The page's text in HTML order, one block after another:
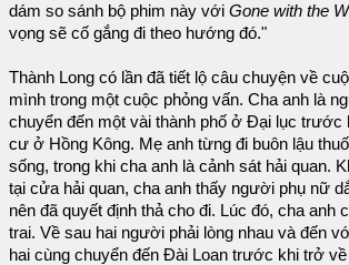
dám so sánh bộ phim này với Gone with the
vọng sẽ cố gắng đi theo hướng đó."
Thành Long có lần đã tiết lộ câu chuyện về
mình trong một cuộc phỏng vấn. Cha anh là
chuyển đến một vài thành phố ở Đại lục trước
cư ở Hồng Kông. Mẹ anh từng đi buôn lậu
sống, trong khi cha anh là cảnh sát hải quan.
tại cửa hải quan, cha anh thấy người phụ nữ
nên đã quyết định thả cho đi. Lúc đó, cha anh
trai. Về sau hai người phải lòng nhau và đến
hai cùng chuyển đến Đài Loan trước khi trở